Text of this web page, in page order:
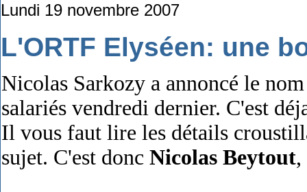
Lundi 19 novembre 2007
L'ORTF Elyséen: une
Nicolas Sarkozy a annoncé le
salariés vendredi dernier. C'est
Il vous faut lire les détails
sujet. C'est donc Nicolas Beytout